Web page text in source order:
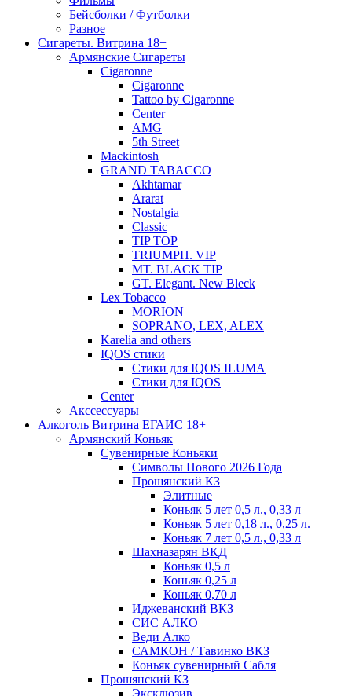
Бейсболки / Футболки
Разное
Сигареты. Витрина 18+
Армянские Сигареты
Cigaronne
Cigaronne
Tattoo by Cigaronne
Center
AMG
5th Street
Mackintosh
GRAND TABACCO
Akhtamar
Ararat
Nostalgia
Classic
TIP TOP
TRIUMPH. VIP
MT. BLACK TIP
GT. Elegant. New Bleck
Lex Tobacco
MORION
SOPRANO, LEX, ALEX
Karelia and others
IQOS стики
Стики для IQOS ILUMA
Стики для IQOS
Сenter
Акссессуары
Алкоголь Витрина ЕГАИС 18+
Армянский Коньяк
Сувенирные Коньяки
Символы Нового 2026 Года
Прошянский КЗ
Элитные
Коньяк 5 лет 0,5 л., 0,33 л
Коньяк 5 лет 0,18 л., 0,25 л.
Коньяк 7 лет 0,5 л., 0,33 л
Шахназарян ВКД
Коньяк 0,5 л
Коньяк 0,25 л
Коньяк 0,70 л
Иджеванский ВКЗ
СИС АЛКО
Веди Алко
САМКОН / Тавинко ВКЗ
Коньяк сувенирный Сабля
Прошянский КЗ
Эксклюзив